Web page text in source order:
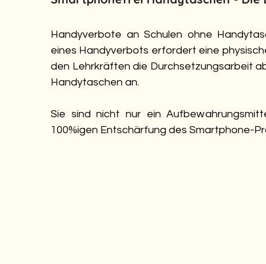
Handyverbote an Schulen ohne
eines Handyverbots erfordert eine
den Lehrkräften die Durchsetzungsarbeit
Handytaschen an.
Sie sind nicht nur ein
100%igen Entschärfung des Smartphone-